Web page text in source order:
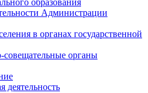
Администрации
в органах государственной
совещательные органы
деятельность